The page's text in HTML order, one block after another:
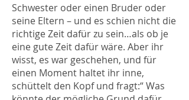
Schwester oder einen Bruder oder
seine Eltern – und es schien nicht die
richtige Zeit dafür zu sein…als ob je
eine gute Zeit dafür wäre. Aber ihr
wisst, es war geschehen, und für
einen Moment haltet ihr inne,
schüttelt den Kopf und fragt:“ Was